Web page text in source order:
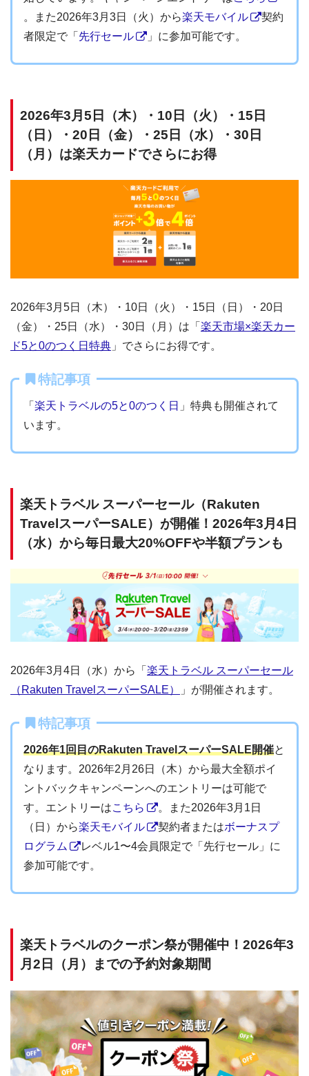
。また2026年3月3日（火）から楽天モバイル
契約
者限定で「 先行セール 」に参加可能です。
2026年3月5日（木）・10日（火）・15日
（日）・20日（金）・25日（水）・30日
（月）は楽天カードでさらにお得
2026年3月5日（木）・10日（火）・15日（日）・20日
（金）・25日（水）・30日（月）は「 楽天市場×楽天カー
ド5と0のつく日特典 」でさらにお得です。
特記事項
「 楽天トラベルの5と0のつく日 」特典も開催されて
います。
楽天トラベル スーパーセール（Rakuten
TravelスーパーSALE）が開催！2026年3月4日
（水）から毎日最大20%OFFや半額プランも
2026年3月4日（水）から「 楽天トラベル スーパーセール
（Rakuten TravelスーパーSALE）
」が開催されます。
特記事項
2026年1回目のRakuten TravelスーパーSALE開催と
なります。2026年2月26日（木）から最大全額ポイ
ントバックキャンペーンへのエントリーは可能で
す。エントリーはこちら
。また2026年3月1日
（日）から楽天モバイル 契約者またはボーナスプ
ログラム
レベル1〜4会員限定で「先行セール」に
参加可能です。
楽天トラベルのクーポン祭が開催中！2026年3
月2日（月）までの予約対象期間